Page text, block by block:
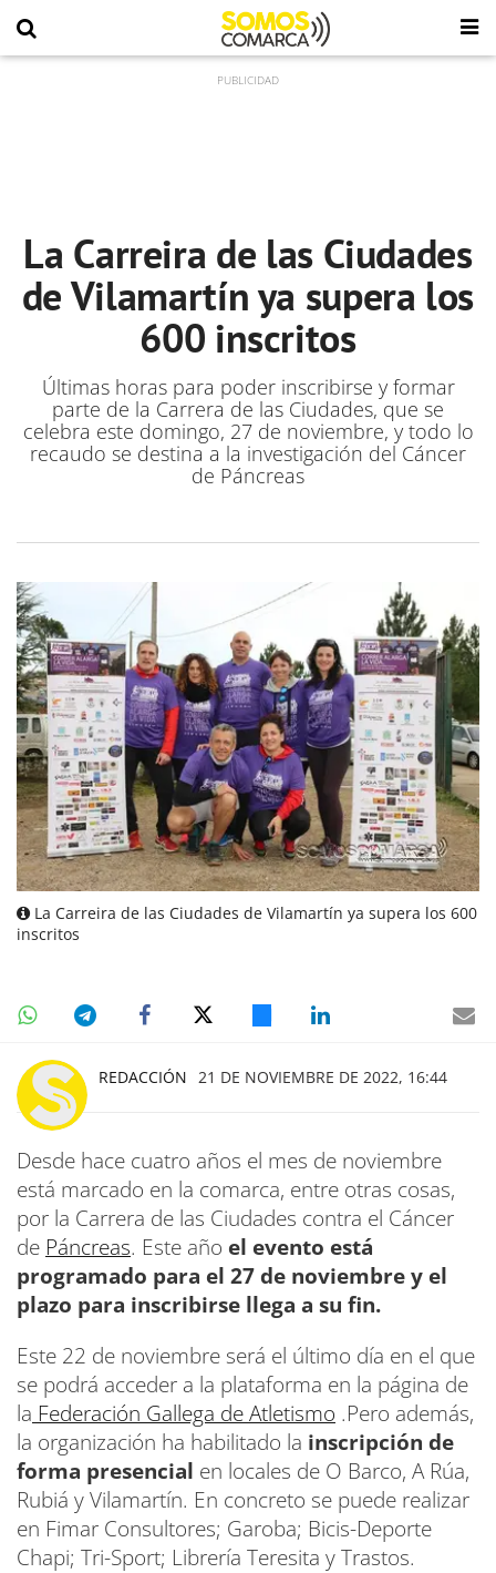
La Carreira de las Ciudades
de Vilamartín ya supera los
600 inscritos
Últimas horas para poder inscribirse y formar
parte de la Carrera de las Ciudades, que se
celebra este domingo, 27 de noviembre, y todo lo
recaudo se destina a la investigación del Cáncer
de Páncreas
La Carreira de las Ciudades de Vilamartín ya supera los 600
inscritos
REDACCIÓN 21 DE NOVIEMBRE DE 2022, 16:44
Desde hace cuatro años el mes de noviembre
está marcado en la comarca, entre otras cosas,
por la Carrera de las Ciudades contra el Cáncer
de Páncreas. Este año el evento está
programado para el 27 de noviembre y el
plazo para inscribirse llega a su fin.
Este 22 de noviembre será el último día en el que
se podrá acceder a la plataforma en la página de
la Federación Gallega de Atletismo .Pero además,
la organización ha habilitado la inscripción de
forma presencial en locales de O Barco, A Rúa,
Rubiá y Vilamartín. En concreto se puede realizar
en Fimar Consultores; Garoba; Bicis-Deporte
Chapi; Tri-Sport; Librería Teresita y Trastos.